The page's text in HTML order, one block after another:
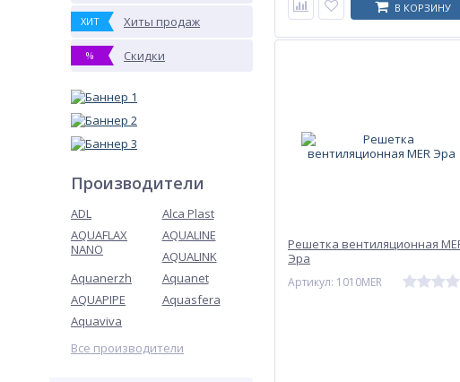
ХИТ Хиты продаж
% Скидки
Производители
ADL
Alca Plast
AQUAFLAX
NANO
AQUALINE
AQUALINK
Aquanerzh
Aquanet
AQUAPIPE
Aquasfera
Aquaviva
Все производители
В КОРЗИНУ
Решетка вентиляционная
Эра
Артикул: 1010MER